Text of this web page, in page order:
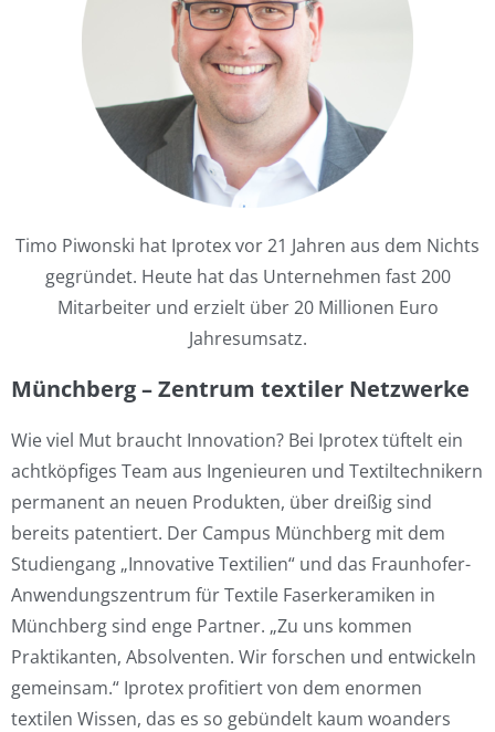
Timo Piwonski hat Iprotex vor 21 Jahren aus dem Nichts
gegründet. Heute hat das Unternehmen fast 200
Mitarbeiter und erzielt über 20 Millionen Euro
Jahresumsatz.
Münchberg – Zentrum textiler Netzwerke
Wie viel Mut braucht Innovation? Bei Iprotex tüftelt ein
achtköpfiges Team aus Ingenieuren und Textiltechnikern
permanent an neuen Produkten, über dreißig sind
bereits patentiert. Der Campus Münchberg mit dem
Studiengang „Innovative Textilien“ und das Fraunhofer-
Anwendungszentrum für Textile Faserkeramiken in
Münchberg sind enge Partner. „Zu uns kommen
Praktikanten, Absolventen. Wir forschen und entwickeln
gemeinsam.“ Iprotex profitiert von dem enormen
textilen Wissen, das es so gebündelt kaum woanders